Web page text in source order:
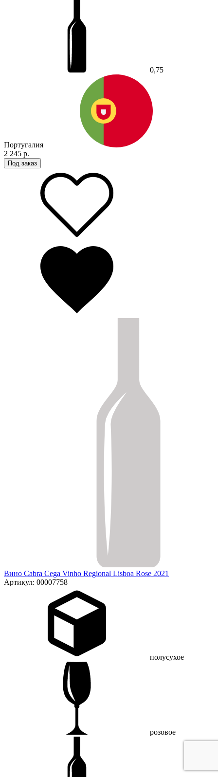
0,75
Португалия
2 245 р.
Под заказ
Вино Cabra Cega Vinho Regional Lisboa Rose 2021
Артикул: 00007758
полусухое
розовое